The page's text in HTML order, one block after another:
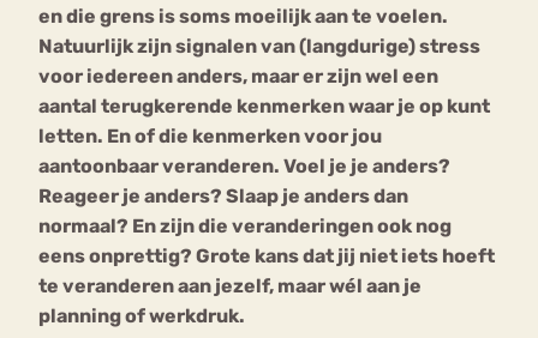
en die grens is soms moeilijk aan te voelen.
Natuurlijk zijn signalen van (langdurige) stress
voor iedereen anders, maar er zijn wel een
aantal terugkerende kenmerken waar je op kunt
letten. En of die kenmerken voor jou
aantoonbaar veranderen. Voel je je anders?
Reageer je anders? Slaap je anders dan
normaal? En zijn die veranderingen ook nog
eens onprettig? Grote kans dat jij niet iets hoeft
te veranderen aan jezelf, maar wél aan je
planning of werkdruk.
Eetbuien Piekeren Sport
Trauma
Orthorexia
Afvallen Angst